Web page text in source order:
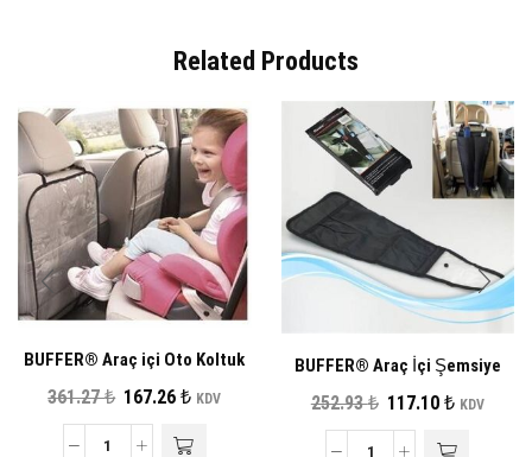
Related Products
BUFFER® Araç içi Oto Koltuk
Arkası Koruyucu Set Kılıf Ayak
361.27₺ Orijinal
fiyat:
361.27 ₺.
167.26₺Şu
fiyat:
KDV
BUFFER® Araç İçi Şemsiye
Tutacağı Koltuk Arkası
252.93₺ Orijinal
fiyat:
117.10 ₺Şu
KDV